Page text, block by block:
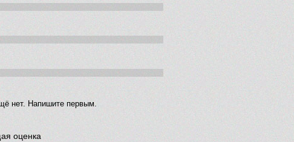
нет. Напишите первым.
оценка